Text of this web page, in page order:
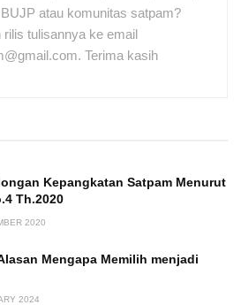
atau komunitas satpam?
rilis tulisannya ke email
Terima kasih
Kepangkatan Satpam Menurut
Th.2020
2020
Mengapa Memilih menjadi
2024